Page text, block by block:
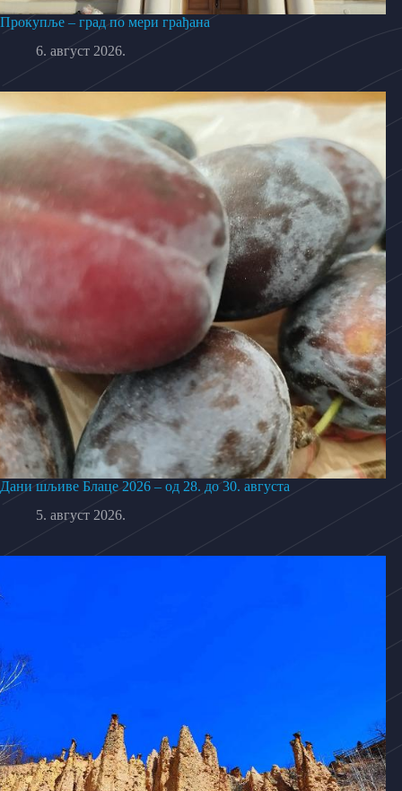
Прокупље – град по мери грађана
6. август 2026.
Дани шљиве Блаце 2026 – од 28. до 30. августа
5. август 2026.